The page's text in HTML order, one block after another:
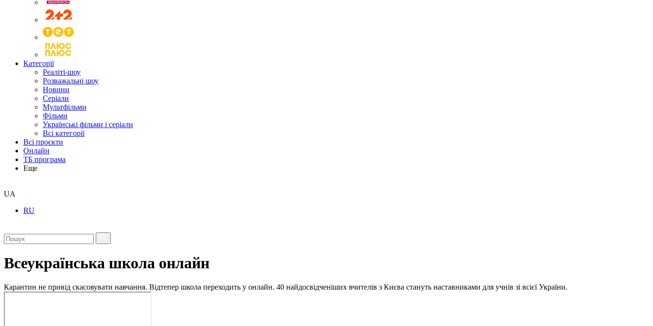
Категорії
Реаліті-шоу
Розважальні шоу
Новини
Серіали
Мультфільми
Фільми
Українські фільми і серіали
Всі категорії
Всі проєкти
Онлайн
ТБ програма
Еще
UA
RU
Всеукраїнська школа онлайн
Карантин не привід скасовувати навчання. Відтепер школа переходить у онлайн. 40 найдосвідченіших вчителів з Києва стануть наставниками для учнів зі всієї України.